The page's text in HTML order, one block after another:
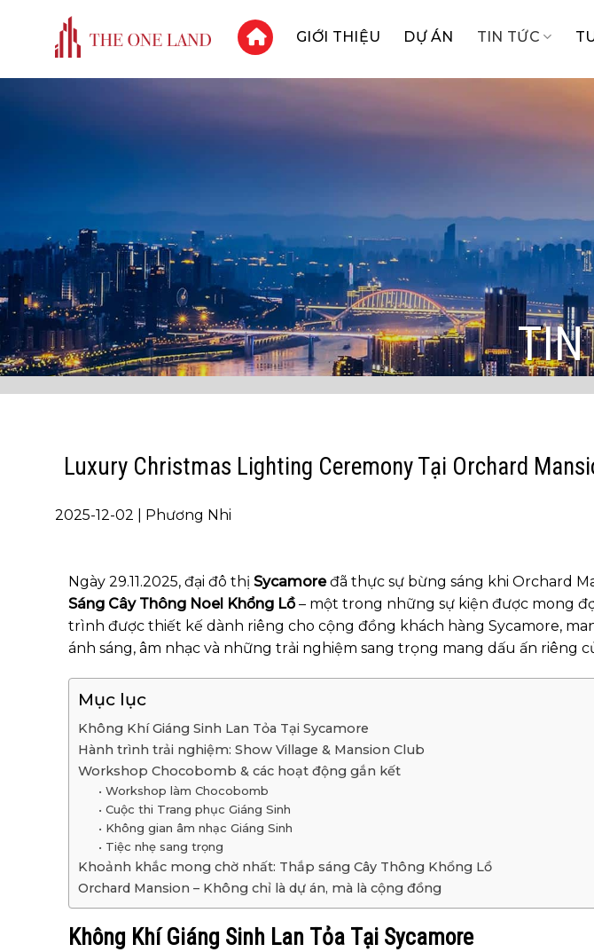
content
.
GIỚI THIỆU DỰ ÁN TIN TỨC
TIN
Luxury Christmas Lighting Ceremony Tại Orchard
2025-12-02 | Phương Nhi
Ngày 29.11.2025, đại đô thị Sycamoređã thực sự bừng sáng khi Orchard
Sáng Cây Thông Noel Khổng Lồ– một trong những sự kiện được mong
trình được thiết kế dành riêng cho cộng đồng khách hàng Sycamore,
ánh sáng, âm nhạc và những trải nghiệm sang trọng mang dấu ấn riêng
Mục lục
Không Khí Giáng Sinh Lan Tỏa Tại Sycamore
Hành trình trải nghiệm: Show Village & Mansion Club
Workshop Chocobomb & các hoạt động gắn kết
• Workshop làm Chocobomb
• Cuộc thi Trang phục Giáng Sinh
• Không gian âm nhạc Giáng Sinh
• Tiệc nhẹ sang trọng
Khoảnh khắc mong chờ nhất: Thắp sáng Cây Thông Khổng Lồ
Orchard Mansion – Không chỉ là dự án, mà là cộng đồng
Không Khí Giáng Sinh Lan Tỏa Tại Sycamore